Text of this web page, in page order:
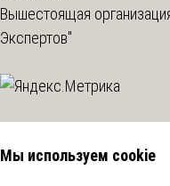
Вышестоящая
Экспертов"
Мы используем cookie